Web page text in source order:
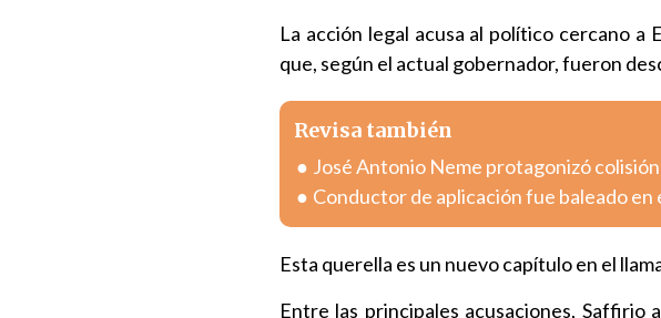
La acción legal acusa al político cercano a
que, según el actual gobernador, fueron
Revisa también
José Antonio Neme protagonizó
Conductor de aplicación fue baleado
Esta querella es un nuevo capítulo en el
Entre las principales acusaciones, Saffirio